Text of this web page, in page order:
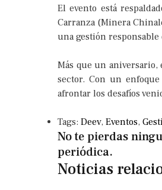
El evento está
Carranza (Minera
una gestión responsable
Más que un aniversario,
sector. Con un
afrontar los desafíos
Tags: Deev, Eventos,
No te pierdas
periódica.​
Noticias